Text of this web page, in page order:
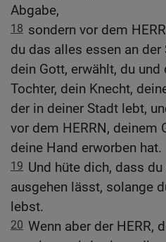
Abgabe,
18 sondern vor dem
du das alles essen an der
dein Gott, erwählt, du und
Tochter, dein Knecht,
der in deiner Stadt lebt,
vor dem HERRN, deinem
deine Hand erworben hat.
19 Und hüte dich, dass
ausgehen lässt, solange
lebst.
20 Wenn aber der HERR,